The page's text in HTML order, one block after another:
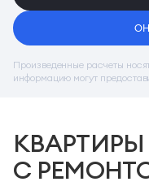
Произведенные расчеты
информацию могут
КВАРТИРЫ
С